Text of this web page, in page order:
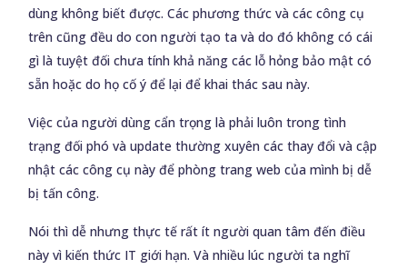
dùng không biết được. Các phương thức và các công cụ
trên cũng đều do con người tạo ta và do đó không có cái
gì là tuyệt đối chưa tính khả năng các lỗ hỏng bảo mật có
sẵn hoặc do họ cố ý để lại để khai thác sau này.
Việc của người dùng cẩn trọng là phải luôn trong tình
trạng đối phó và update thường xuyên các thay đổi và cập
nhật các công cụ này để phòng trang web của mình bị dễ
bị tấn công.
Nói thì dễ nhưng thực tế rất ít người quan tâm đến điều
này vì kiến thức IT giới hạn. Và nhiều lúc người ta nghĩ